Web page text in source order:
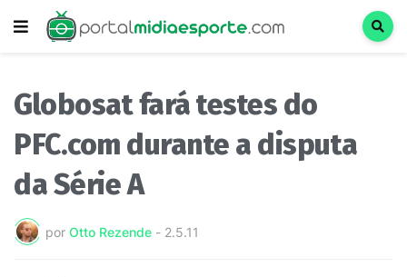
Globosat fará testes do
PFC.com durante a disputa
da Série A
por Otto Rezende - 2.5.11